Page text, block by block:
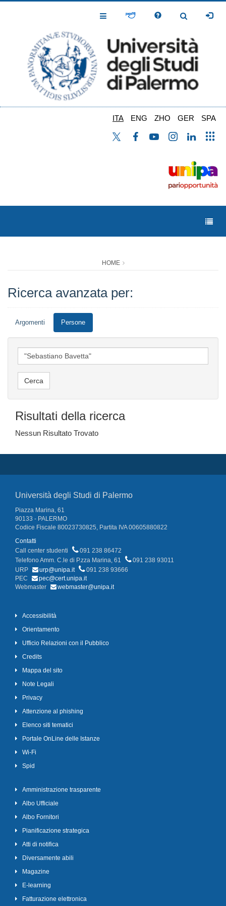
Toggle
Toggle
ITA ENG ZHO GER SPA
HOME
Ricerca avanzata per:
Argomenti Persone
Risultati della ricerca
Nessun Risultato Trovato
Università degli Studi di Palermo
Piazza Marina, 61
90133 - PALERMO
Codice Fiscale 80023730825, Partita IVA 00605880822
Contatti
Call center studenti
091 238 86472
Telefono Amm. C.le di P.zza Marina, 61
091 238 93011
URP
urp@unipa.it
091 238 93666
PEC
pec@cert.unipa.it
Webmaster
webmaster@unipa.it
Accessibilità
Orientamento
Ufficio Relazioni con il Pubblico
Credits
Mappa del sito
Note Legali
Privacy
Attenzione al phishing
Elenco siti tematici
Portale OnLine delle Istanze
Wi-Fi
Spid
Amministrazione trasparente
Albo Ufficiale
Albo Fornitori
Pianificazione strategica
Atti di notifica
Diversamente abili
Magazine
E-learning
Fatturazione elettronica